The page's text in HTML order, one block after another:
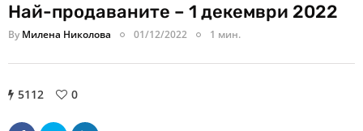
Най-продаваните – 1 декември 2022
By Милена Николова 01/12/2022 1 мин.
5112 0